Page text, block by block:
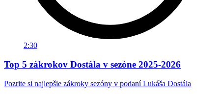
2:30
Top 5 zákrokov Dostála v sezóne 2025-2026
Pozrite si najlepšie zákroky sezóny v podaní Lukáša Dostála